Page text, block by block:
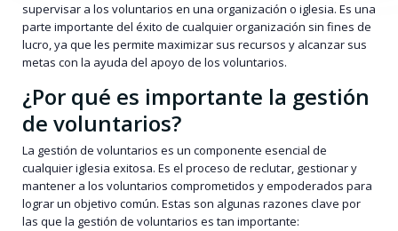
supervisar a los voluntarios en una organización o iglesia. Es una
parte importante del éxito de cualquier organización sin fines de
lucro, ya que les permite maximizar sus recursos y alcanzar sus
metas con la ayuda del apoyo de los voluntarios.
¿Por qué es importante la gestión
de voluntarios?
La gestión de voluntarios es un componente esencial de
cualquier iglesia exitosa. Es el proceso de reclutar, gestionar y
mantener a los voluntarios comprometidos y empoderados para
lograr un objetivo común. Estas son algunas razones clave por
las que la gestión de voluntarios es tan importante: